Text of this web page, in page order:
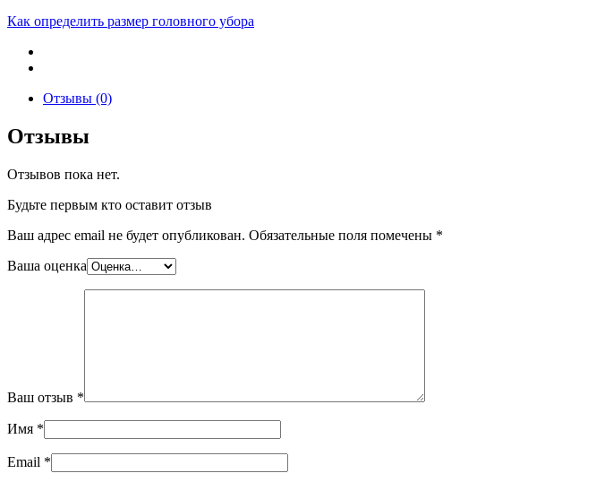
Как определить размер головного убора
Отзывы (0)
Отзывы
Отзывов пока нет.
Будьте первым кто оставит отзыв
Ваш адрес email не будет опубликован. Обязательные поля помечены *
Ваша оценка
Ваш отзыв *
Имя *
Email *